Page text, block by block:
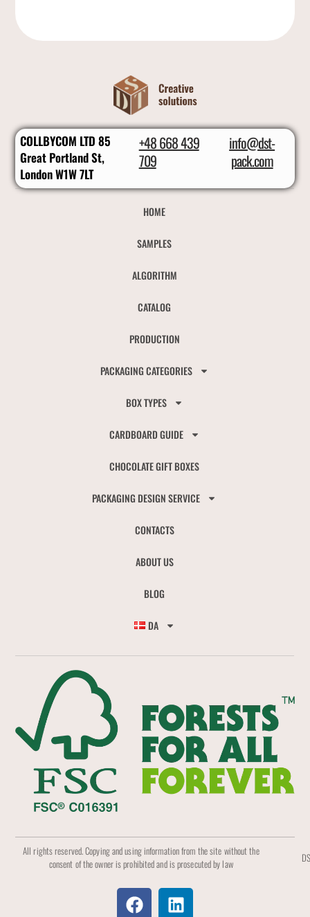
COLLBYCOM LTD 85
Great Portland St,
London W1W 7LT
+48 668 439
709
info@dst-
pack.com
HOME
SAMPLES
ALGORITHM
CATALOG
PRODUCTION
PACKAGING CATEGORIES
BOX TYPES
CARDBOARD GUIDE
CHOCOLATE GIFT BOXES
PACKAGING DESIGN SERVICE
CONTACTS
ABOUT US
BLOG
DA
All rights reserved. Copying and using information from the site without the
consent of the owner is prohibited and is prosecuted by law